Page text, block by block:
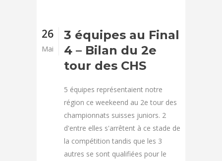
26
Mai
3 équipes au Final
4 – Bilan du 2e
tour des CHS
5 équipes représentaient notre
région ce weekeend au 2e tour des
championnats suisses juniors. 2
d'entre elles s'arrêtent à ce stade de
la compétition tandis que les 3
autres se sont qualifiées pour le